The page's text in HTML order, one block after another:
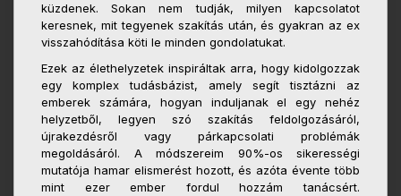
küzdenek. Sokan nem tudják, milyen kapcsolatot
keresnek, mit tegyenek szakítás után, és gyakran az ex
visszahódítása köti le minden gondolatukat.
Ezek az élethelyzetek inspiráltak arra, hogy kidolgozzak
egy komplex tudásbázist, amely segít tisztázni az
emberek számára, hogyan induljanak el egy nehéz
helyzetből, legyen szó szakítás feldolgozásáról,
újrakezdésről vagy párkapcsolati problémák
megoldásáról. A módszereim 90%-os sikerességi
mutatója hamar elismerést hozott, és azóta évente több
mint ezer ember fordul hozzám tanácsért.